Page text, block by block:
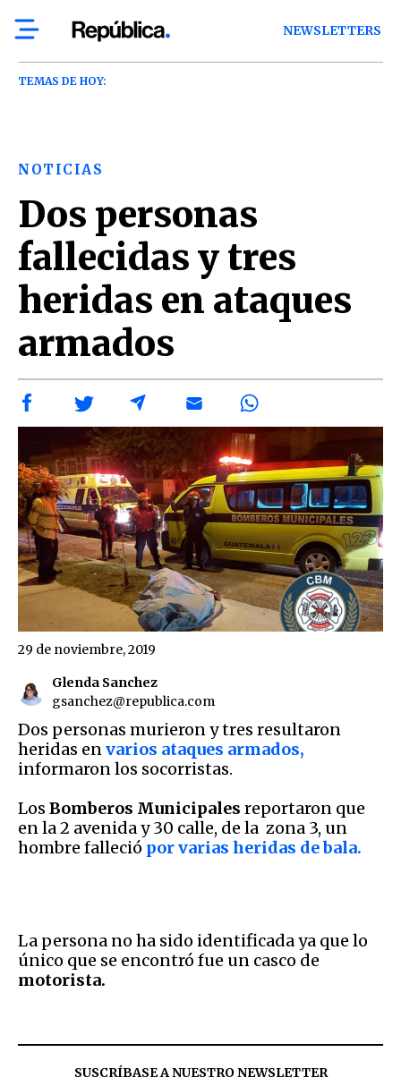
NEWSLETTERS
TEMAS DE HOY:
NOTICIAS
Dos personas
fallecidas y tres
heridas en ataques
armados
Glenda Sanchez
gsanchez@republica.com
29 de noviembre, 2019
Dos personas murieron y tres resultaron
heridas envarios ataques armados,
informaron los socorristas.
Los Bomberos Municipales reportaron que
en la 2 avenida y 30 calle, de la zona 3, un
hombre falleció por varias heridas de bala.
La persona no ha sido identificada ya que lo
único que se encontró fue un casco de
motorista.
SUSCRÍBASE A NUESTRO NEWSLETTER